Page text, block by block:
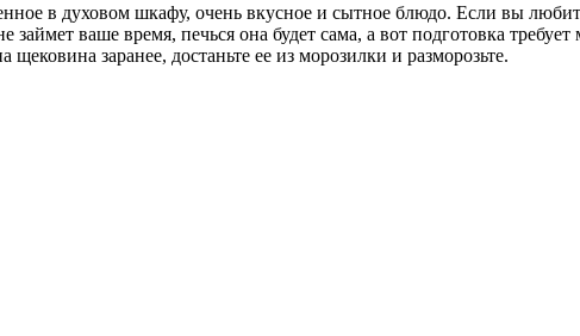
в духовом шкафу, очень вкусное и сытное блюдо. Если вы
ваше время, печься она будет сама, а вот подготовка
заранее, достаньте ее из морозилки и разморозьте.